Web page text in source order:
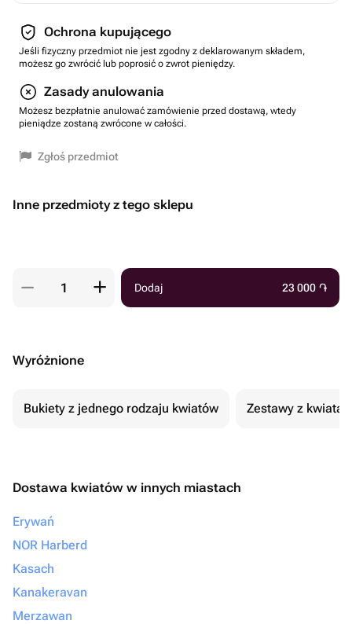
Ochrona kupującego
Jeśli fizyczny przedmiot nie jest zgodny z deklarowanym składem,
możesz go zwrócić lub poprosić o zwrot pieniędzy.
Zasady anulowania
Możesz bezpłatnie anulować zamówienie przed dostawą, wtedy
pieniądze zostaną zwrócone w całości.
Zgłoś przedmiot
Inne przedmioty z tego sklepu
Dodaj 23 000 ֏
Wyróżnione
Bukiety z jednego rodzaju kwiatów Zestawy z
Dostawa kwiatów w innych miastach
Erywań
NOR Harberd
Kasach
Kanakeravan
Merzawan